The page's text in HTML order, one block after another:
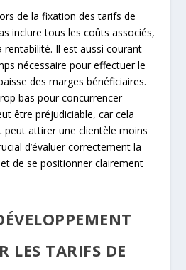
de la fixation des tarifs de
inclure tous les coûts associés,
rentabilité. Il est aussi courant
nécessaire pour effectuer le
des marges bénéficiaires.
bas pour concurrencer
être préjudiciable, car cela
peut attirer une clientèle moins
d’évaluer correctement la
de se positionner clairement
LES TARIFS DE